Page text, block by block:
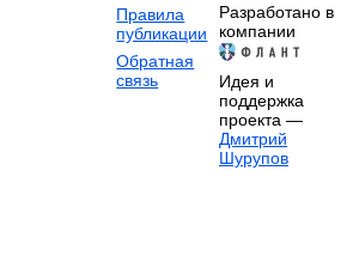
Правила
публикации
Обратная
связь
Разработано в
компании
Идея и
поддержка
проекта —
Дмитрий
Шурупов